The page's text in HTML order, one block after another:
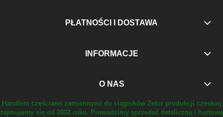
PŁATNOŚCI I DOSTAWA
INFORMACJE
O NAS
Handlem częściami zamiennymi do ciągników Zetor produkcji czeskiej
zajmujemy się od 2002 roku. Prowadzimy sprzedaż detaliczną i hurtową